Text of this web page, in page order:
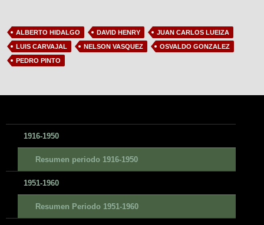
ALBERTO HIDALGO DAVID HENRY
JUAN CARLOS LUEIZA
LUIS CARVAJAL
NELSON VASQUEZ
OSVALDO GONZALEZ
PEDRO PINTO
1916-1950
Resumen periodo 1916-1950
1951-1960
Resumen Periodo 1951-1960